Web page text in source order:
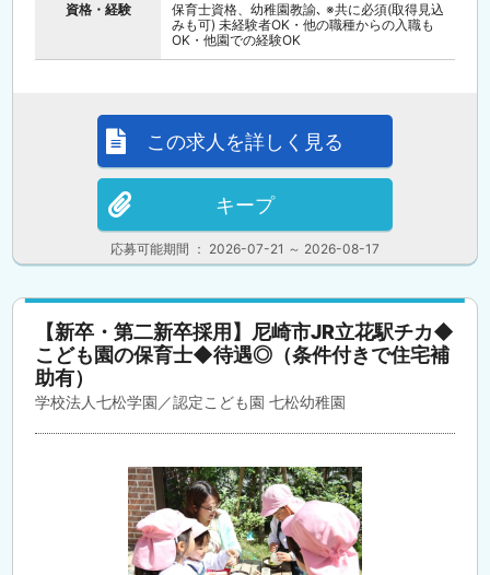
資格・経験
保育士資格、幼稚園教諭､ ※共に必須(取得見込
みも可) 未経験者OK・他の職種からの入職も
OK・他園での経験OK
応募可能期間 ： 2026-07-21 ～ 2026-08-17
この求人を詳しく見る
キープ
【新卒・第二新卒採用】尼崎市JR立花駅チカ◆
こども園の保育士◆待遇◎（条件付きで住宅補
助有）
学校法人七松学園／認定こども園 七松幼稚園